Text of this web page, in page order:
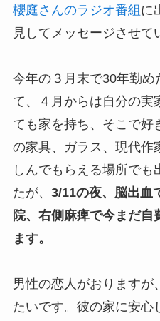
櫻庭さんのラジオ番組に
見してメッセージさせて
今年の３月末で30年勤め
て、４月からは自分の実
ても家を持ち、そこで好
の家具、ガラス、現代作
しんでもらえる場所でも
たが、 3/11の夜、脳出血
院、右側麻痺で今まだ自
ます。
男性の恋人がおりますが
たいです。彼の家に安心